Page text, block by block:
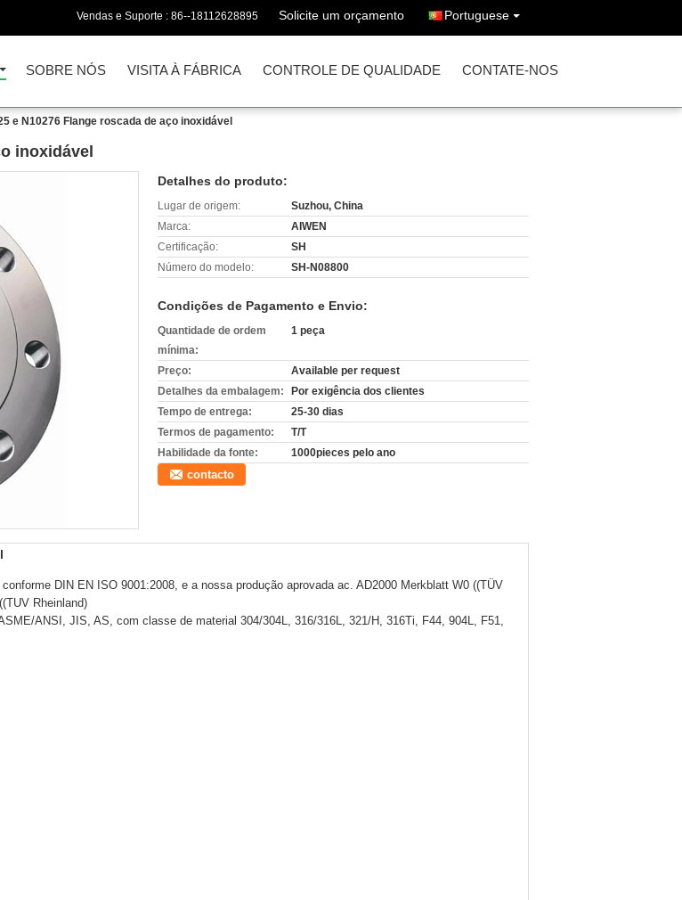
Vendas e Suporte : 86--18112628895 Solicite um orçamento Portuguese
SOBRE NÓS VISITA À FÁBRICA CONTROLE DE QUALIDADE CONTATE-NOS
e N10276 Flange roscada de aço inoxidável
inoxidável
Detalhes do produto:
Lugar de origem:
Suzhou, China
Marca:
AIWEN
Certificação:
SH
Número do modelo:
SH-N08800
Condições de Pagamento e Envio:
Quantidade de ordem
mínima:
1 peça
Preço:
Available per request
Detalhes da embalagem:
Por exigência dos clientes
Tempo de entrega:
25-30 dias
Termos de pagamento:
T/T
Habilidade da fonte:
1000pieces pelo ano
contacto
DIN EN ISO 9001:2008, e a nossa produção aprovada ac. AD2000 Merkblatt W0 ((TÜV
Rheinland)
ANSI, JIS, AS, com classe de material 304/304L, 316/316L, 321/H, 316Ti, F44, 904L, F51,